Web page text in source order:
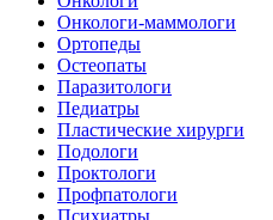
Онкологи-маммологи
Ортопеды
Остеопаты
Паразитологи
Педиатры
Пластические хирурги
Подологи
Проктологи
Профпатологи
Психиатры